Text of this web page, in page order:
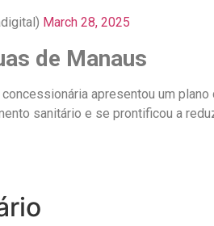
March 28, 2025
de Manaus
apresentou um
sanitário e se prontificou a